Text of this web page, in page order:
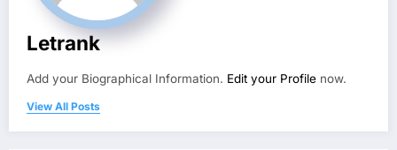
Letrank
Add your Biographical Information. Edit your Profile now.
View All Posts